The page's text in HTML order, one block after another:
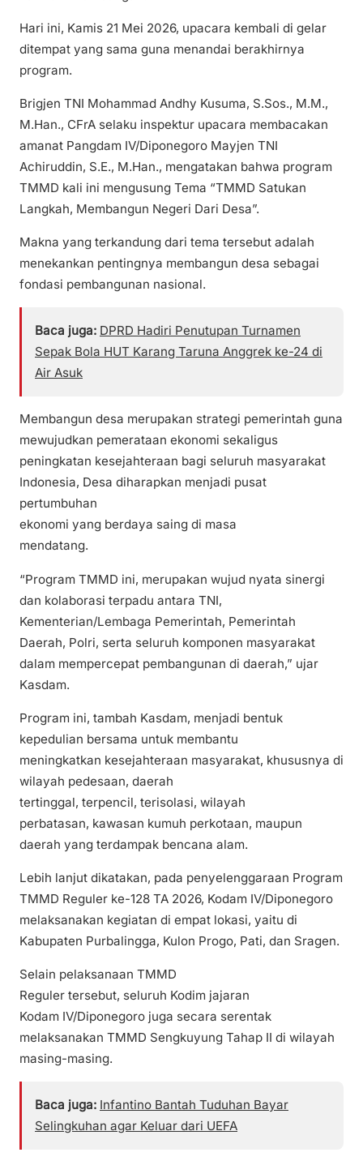
Hari ini, Kamis 21 Mei 2026, upacara kembali di gelar
ditempat yang sama guna menandai berakhirnya
program.
Brigjen TNI Mohammad Andhy Kusuma, S.Sos., M.M.,
M.Han., CFrA selaku inspektur upacara membacakan
amanat Pangdam IV/Diponegoro Mayjen TNI
Achiruddin, S.E., M.Han., mengatakan bahwa program
TMMD kali ini mengusung Tema “TMMD Satukan
Langkah, Membangun Negeri Dari Desa”.
Makna yang terkandung dari tema tersebut adalah
menekankan pentingnya membangun desa sebagai
fondasi pembangunan nasional.
Baca juga: DPRD Hadiri Penutupan Turnamen
Sepak Bola HUT Karang Taruna Anggrek ke-24 di
Air Asuk
Membangun desa merupakan strategi pemerintah guna
mewujudkan pemerataan ekonomi sekaligus
peningkatan kesejahteraan bagi seluruh masyarakat
Indonesia, Desa diharapkan menjadi pusat
pertumbuhan
ekonomi yang berdaya saing di masa
mendatang.
“Program TMMD ini, merupakan wujud nyata sinergi
dan kolaborasi terpadu antara TNI,
Kementerian/Lembaga Pemerintah, Pemerintah
Daerah, Polri, serta seluruh komponen masyarakat
dalam mempercepat pembangunan di daerah,” ujar
Kasdam.
Program ini, tambah Kasdam, menjadi bentuk
kepedulian bersama untuk membantu
meningkatkan kesejahteraan masyarakat, khususnya di
wilayah pedesaan, daerah
tertinggal, terpencil, terisolasi, wilayah
perbatasan, kawasan kumuh perkotaan, maupun
daerah yang terdampak bencana alam.
Lebih lanjut dikatakan, pada penyelenggaraan Program
TMMD Reguler ke-128 TA 2026, Kodam IV/Diponegoro
melaksanakan kegiatan di empat lokasi, yaitu di
Kabupaten Purbalingga, Kulon Progo, Pati, dan Sragen.
Selain pelaksanaan TMMD
Reguler tersebut, seluruh Kodim jajaran
Kodam IV/Diponegoro juga secara serentak
melaksanakan TMMD Sengkuyung Tahap II di wilayah
masing-masing.
Baca juga: Infantino Bantah Tuduhan Bayar
Selingkuhan agar Keluar dari UEFA